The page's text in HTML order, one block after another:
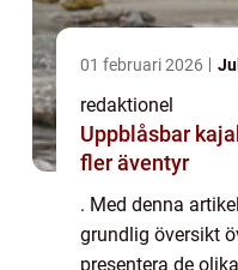
01 februari 2026
redaktionel
Uppblåsbar kajak flexibel paddling
fler äventyr
. Med denna
grundlig översikt
presentera de